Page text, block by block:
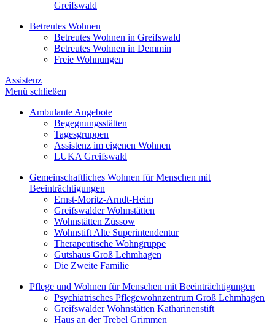
Greifswald
Betreutes Wohnen
Betreutes Wohnen in Greifswald
Betreutes Wohnen in Demmin
Freie Wohnungen
Assistenz
Menü schließen
Ambulante Angebote
Begegnungsstätten
Tagesgruppen
Assistenz im eigenen Wohnen
LUKA Greifswald
Gemeinschaftliches Wohnen für Menschen mit
Beeinträchtigungen
Ernst-Moritz-Arndt-Heim
Greifswalder Wohnstätten
Wohnstätten Züssow
Wohnstift Alte Superintendentur
Therapeutische Wohngruppe
Gutshaus Groß Lehmhagen
Die Zweite Familie
Pflege und Wohnen für Menschen mit Beeinträchtigungen
Psychiatrisches Pflegewohnzentrum Groß Lehmhagen
Greifswalder Wohnstätten Katharinenstift
Haus an der Trebel Grimmen